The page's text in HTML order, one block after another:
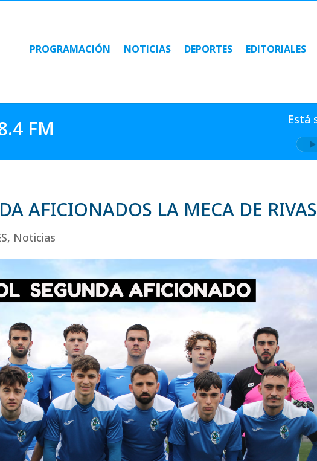
PROGRAMACIÓN NOTICIAS DEPORTES EDITORIALES
PROGRAMACIÓN NOTICIAS DEPORTES EDITORIALES
FM Está
AFICIONADOS LA MECA DE RIVAS
, Noticias